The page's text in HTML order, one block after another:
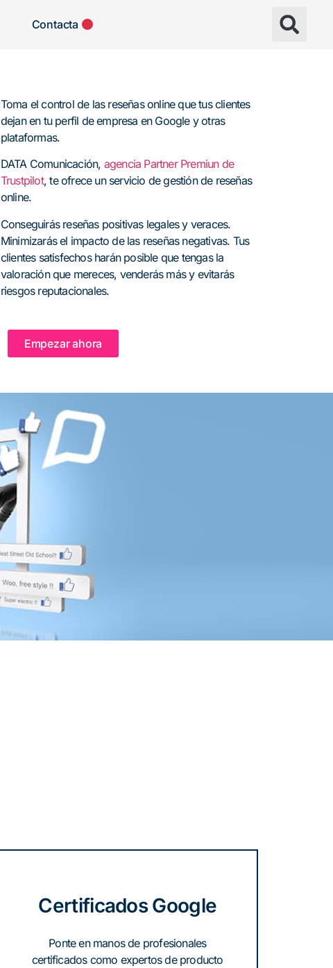
Contacta
Toma el control de las reseñas online que tus clientes
dejan en tu perfil de empresa en Google y otras
plataformas.
DATA Comunicación, agencia Partner Premiun de
Trustpilot, te ofrece un servicio de gestión de reseñas
online.
Conseguirás reseñas positivas legales y veraces.
Minimizarás el impacto de las reseñas negativas. Tus
clientes satisfechos harán posible que tengas la
valoración que mereces, venderás más y evitarás
riesgos reputacionales.
Empezar ahora
Certificados Google
Ponte en manos de profesionales
certificados como expertos de producto